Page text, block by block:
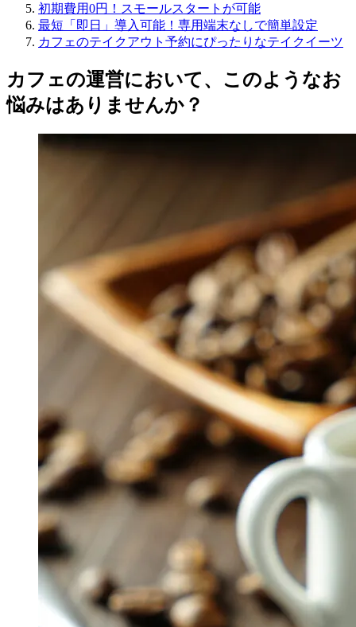
初期費用0円！スモールスタートが可能
最短「即日」導入可能！専用端末なしで簡単設定
カフェのテイクアウト予約にぴったりなテイクイーツ
カフェの運営において、このようなお
悩みはありませんか？